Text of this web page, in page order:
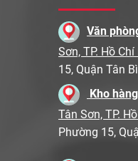
Văn
Sơn, TP. Hồ
15, Quận Tân
Kho
Tân Sơn, TP.
Phường 15,